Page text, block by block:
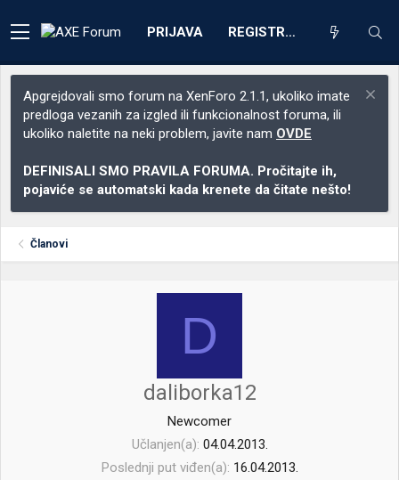
PRIJAVA REGISTRACIJA
Apgrejdovali smo forum na XenForo 2.1.1, ukoliko imate
predloga vezanih za izgled ili funkcionalnost foruma, ili
ukoliko naletite na neki problem, javite nam OVDE
DEFINISALI SMO PRAVILA FORUMA. Pročitajte ih,
pojaviće se automatski kada krenete da čitate nešto!
Članovi
D
daliborka12
Newcomer
Učlanjen(a) 04.04.2013.
Poslednji put viđen(a) 16.04.2013.